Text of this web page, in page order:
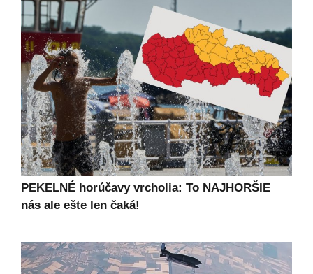
PEKELNÉ horúčavy vrcholia: To NAJHORŠIE
nás ale ešte len čaká!